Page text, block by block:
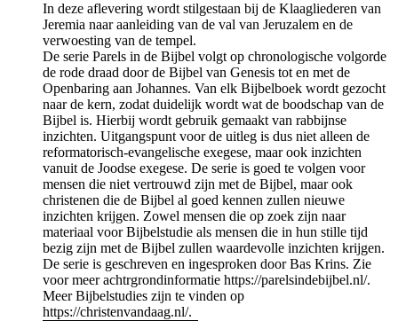
In deze aflevering wordt stilgestaan bij de Klaagliederen van
Jeremia naar aanleiding van de val van Jeruzalem en de
verwoesting van de tempel.
De serie Parels in de Bijbel volgt op chronologische volgorde
de rode draad door de Bijbel van Genesis tot en met de
Openbaring aan Johannes. Van elk Bijbelboek wordt gezocht
naar de kern, zodat duidelijk wordt wat de boodschap van de
Bijbel is. Hierbij wordt gebruik gemaakt van rabbijnse
inzichten. Uitgangspunt voor de uitleg is dus niet alleen de
reformatorisch-evangelische exegese, maar ook inzichten
vanuit de Joodse exegese. De serie is goed te volgen voor
mensen die niet vertrouwd zijn met de Bijbel, maar ook
christenen die de Bijbel al goed kennen zullen nieuwe
inzichten krijgen. Zowel mensen die op zoek zijn naar
materiaal voor Bijbelstudie als mensen die in hun stille tijd
bezig zijn met de Bijbel zullen waardevolle inzichten krijgen.
De serie is geschreven en ingesproken door Bas Krins. Zie
voor meer achtrgrondinformatie https://parelsindebijbel.nl/.
Meer Bijbelstudies zijn te vinden op
https://christenvandaag.nl/.